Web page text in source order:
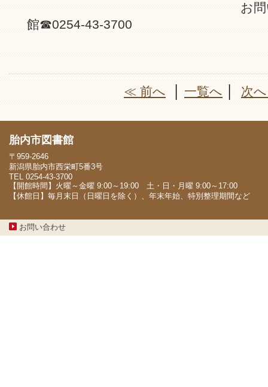
お問い合わせ
館☎0254-43-3700
≪ 前へ 一覧へ 次
胎内市図書館
〒959-2646
新潟県胎内市西栄町5番3号
TEL 0254-43-3700
【開館時間】火曜～金曜 9:00～19:00 土・日・月曜 9:00～17:00
【休館日】毎月末日（日曜日を除く）、年末年始、特別整理期間など
お問い合わせ